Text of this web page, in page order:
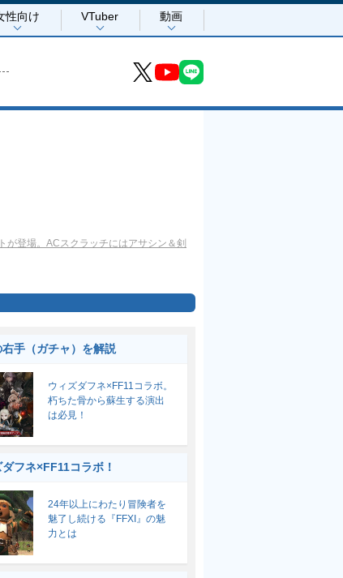
性向け VTuber 動画
が登場。ACスクラッチにはアサシン＆剣
手（ガチャ）を解説
ウィズダフネ×FF11コラボ。
朽ちた骨から蘇生する演出
は必見！
フネ×FF11コラボ！
24年以上にわたり冒険者を
魅了し続ける『FFXI』の魅
力とは